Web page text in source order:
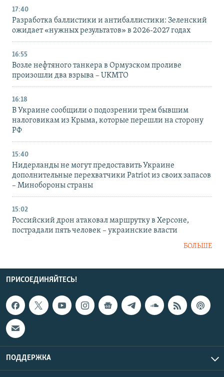
17:40
Разработка баллистики и антибаллистики: Зеленский
ожидает «нужных результатов» в 2026-2027 годах
16:55
Возле нефтяного танкера в Ормузском проливе
произошли два взрыва – UKMTO
16:18
В Украине сообщили о подозрении трем бывшим
налоговикам из Крыма, которые перешли на сторону
РФ
15:40
Нидерланды не могут предоставить Украине
дополнительные перехватчики Patriot из своих запасов
– Минобороны страны
15:02
Российский дрон атаковал маршрутку в Херсоне,
пострадали пять человек – украинские власти
БОЛЬШЕ
ПРИСОЕДИНЯЙТЕСЬ!
ПОДДЕРЖКА